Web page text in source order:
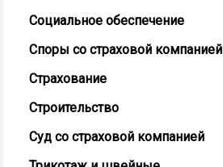
Социальное обеспечение
Споры со страховой компанией
Страхование
Строительство
Суд со страховой компанией